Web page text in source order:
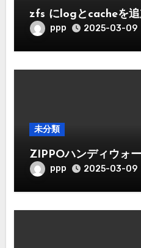
zfs にlogとcacheを追
ppp 2025-03-09
未分類
ZIPPOハンディウォ
ppp 2025-03-09